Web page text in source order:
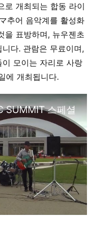
로 개최되는 합동 라이
추어 음악계를 활성화
을 표방하며, 뉴우젠초
다. 관람은 무료이며,
모이는 자리로 사랑
에 개최됩니다.
SUMMIT 스페셜 밴